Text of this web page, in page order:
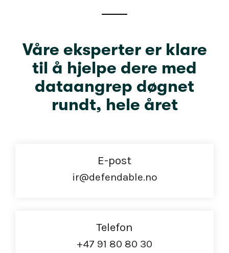
Våre eksperter er klare
til å hjelpe dere med
dataangrep døgnet
rundt, hele året
E-post
ir@defendable.no
Telefon
+47 91 80 80 30